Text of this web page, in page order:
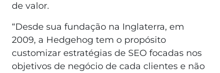
de valor.
“Desde sua fundação na Inglaterra, em
2009, a Hedgehog tem o propósito
customizar estratégias de SEO focadas nos
objetivos de negócio de cada clientes e não